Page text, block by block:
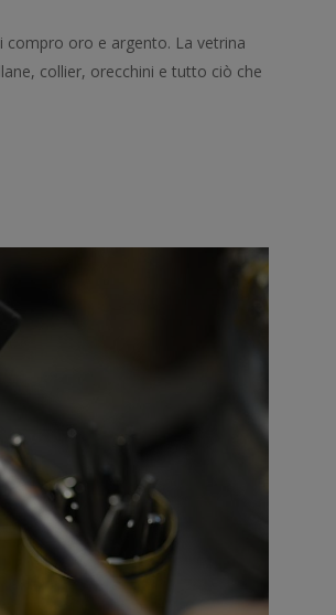
compro oro e argento. La vetrina
collier, orecchini e tutto ciò che